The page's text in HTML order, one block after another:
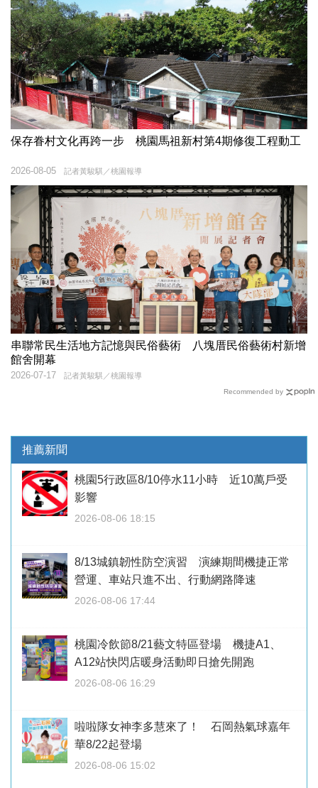
保存眷村文化再跨一步 桃園馬祖新村第4期修復工程動工
記者黃駿騏／桃園報導
2026-08-05
串聯常民生活地方記憶與民俗藝術 八塊厝民俗藝術村新增
館舍開幕
記者黃駿騏／桃園報導
2026-07-17
Recommended by
推薦新聞
桃園5行政區8/10停水11小時 近10萬戶受
影響
2026-08-06 18:15
8/13城鎮韌性防空演習 演練期間機捷正常
營運、車站只進不出、行動網路降速
2026-08-06 17:44
桃園冷飲節8/21藝文特區登場 機捷A1、
A12站快閃店暖身活動即日搶先開跑
2026-08-06 16:29
啦啦隊女神李多慧來了！ 石岡熱氣球嘉年
華8/22起登場
2026-08-06 15:02